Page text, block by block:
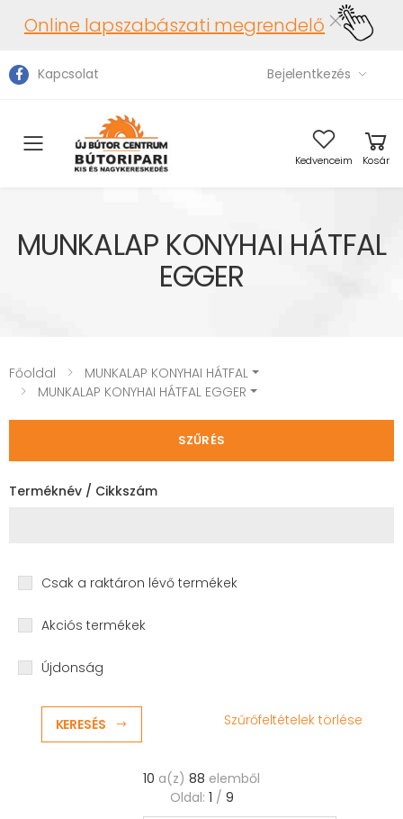
Online lapszabászati megrendelő
Kapcsolat Bejelentkezés
Toggle mobile menu Kedvenceim Kosár
MUNKALAP KONYHAI HÁTFAL
EGGER
Főoldal
MUNKALAP KONYHAI HÁTFAL
MUNKALAP KONYHAI HÁTFAL EGGER
SZŰRÉS
Terméknév / Cikkszám
Csak a raktáron lévő termékek
Akciós termékek
Újdonság
KERESÉS Szűrőfeltételek törlése
10 a(z) 88 elemből
Oldal: 1 / 9